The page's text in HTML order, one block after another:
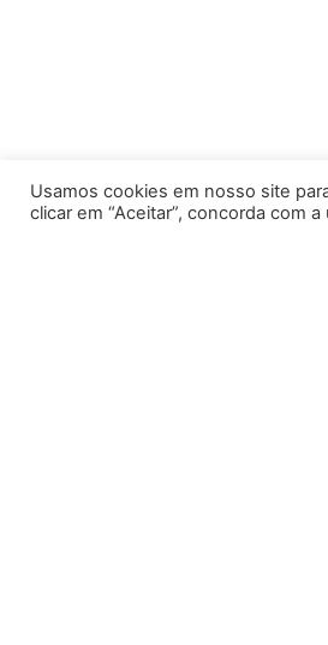
Usamos cookies em nosso site
clicar em “Aceitar”, concorda com